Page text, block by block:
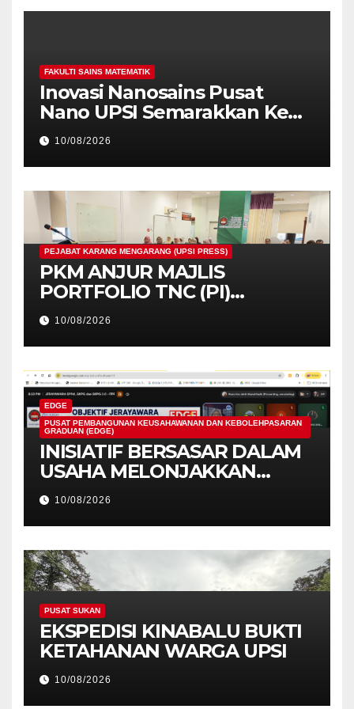
FAKULTI SAINS MATEMATIK
Inovasi Nanosains Pusat
Nano UPSI Semarakkan Kem
STEM SJKC Chung Sin
10/08/2026
PEJABAT KARANG MENGARANG (UPSI PRESS)
PKM ANJUR MAJLIS
PORTFOLIO TNC (PI)
BERMUNAJAT BULAN OGOS
2026
10/08/2026
EDGE
PUSAT PEMBANGUNAN KEUSAHAWANAN DAN KEBOLEHPASARAN
GRADUAN (EDGE)
INISIATIF BERSASAR DALAM
USAHA MELONJAKKAN
KEBOLEHPASARAN
GRADUAN DAN KUALITI
PENGAJIAN TINGGI
10/08/2026
PUSAT SUKAN
EKSPEDISI KINABALU BUKTI
KETAHANAN WARGA UPSI
10/08/2026